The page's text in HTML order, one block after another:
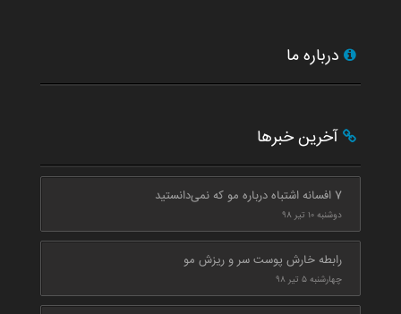
درباره ما
آخرین خبرها
7 افسانه اشتباه درباره مو که نمی‌دانستید
دوشنبه ۱۰ تیر ۹۸
رابطه خارش پوست سر و ریزش مو
چهارشنبه ۵ تیر ۹۸